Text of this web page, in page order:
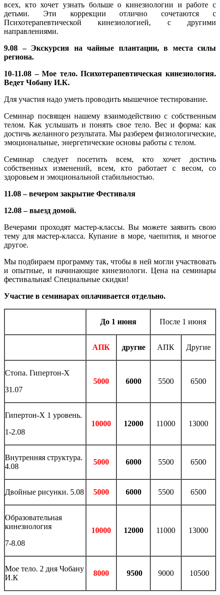
всех, кто хочет узнать больше о кинезиологии и работе с
детьми. Эти коррекции отлично сочетаются с
Психотерапевтической кинезиологией, с другими
направлениями.
9.08 – Экскурсия на чайные плантации, в места силы
региона.
10-11.08 – Мое тело. Психотерапевтическая кинезиология.
Ведет Чобану И.К.
Для участия надо уметь проводить мышечное тестирование.
Семинар посвящен нашему взаимодействию с собственным
телом. Как услышать и понять свое тело. Вес и форма: как
достичь желанного результата. Мы разберем физиологические,
эмоциональные, энергетические основы работы с телом.
Семинар следует посетить всем, кто хочет достичь
собственных изменений, всем, кто работает с весом, со
здоровьем и эмоциональной стабильностью.
11.08 – вечером закрытие Фестиваля
12.08 – выезд домой.
Вечерами проходят мастер-классы. Вы можете заявить свою
тему для мастер-класса. Купание в море, чаепития, и многое
другое.
Мы подбираем программу так, чтобы в ней могли участвовать
и опытные, и начинающие кинезиологи. Цена на семинары
фестивальная! Специальные скидки!
Участие в семинарах оплачивается отдельно.
До 1 июня После 1 июня
АПК другие АПК Другие
Стопа. Гипертон-Х
31.07
5000 6000 5500 6500
Гипертон-Х 1 уровень.
1-2.08
10000 12000 11000 13000
Внутренняя структура.
4.08
5000 6000 5500 6500
Двойные рисунки. 5.08 5000 6000 5500 6500
Образовательная
кинезиология
7-8.08
10000 12000 11000 13000
Мое тело. 2 дня Чобану
И.К
8000 9500 9000 10500